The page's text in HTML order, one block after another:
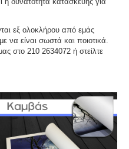
εξ ολοκλήρου από εμάς
να είναι σωστά και ποιοτικά.
στο 210 2634072 ή στείλτε